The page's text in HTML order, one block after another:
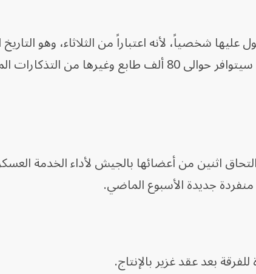
شخصياً، لأنه اعتباراً من الثلاثاء، وهو
للاحتفال بالذكرى السنوية العاشرة للفرقة، سيتوافر حوالى 80 ألف طابع وغيرها من
اثنين من أعضائها بالجيش لأداء الخدمة
منفردة جديدة الأسبوع الماضي.